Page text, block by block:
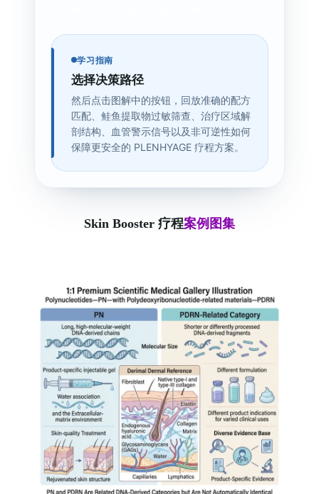
学习指南
选择决策路径
然后点击图解中的按钮，回放准确的配方
匹配、鲑鱼提取物过敏筛查、治疗区域解
剖结构、血管警示信号以及非可逆性如何
保障更安全的 PLENHYAGE 疗程方案。
Skin Booster 疗程案例图集